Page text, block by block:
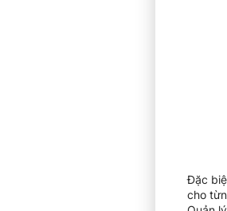
Đặc
cho